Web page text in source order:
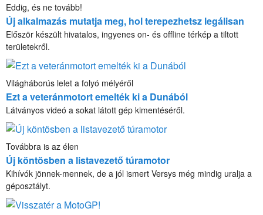
Eddig, és ne tovább!
Új alkalmazás mutatja meg, hol terepezhetsz legálisan
Először készült hivatalos, ingyenes on- és offline térkép a tiltott
területekről.
Világháborús lelet a folyó mélyéről
Ezt a veteránmotort emelték ki a Dunából
Látványos videó a sokat látott gép kimentéséről.
Továbbra is az élen
Új köntösben a listavezető túramotor
Kihívók jönnek-mennek, de a jól ismert Versys még mindig uralja a
géposztályt.